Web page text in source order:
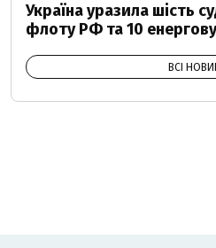
Україна уразила шість
флоту РФ та 10
ВСІ